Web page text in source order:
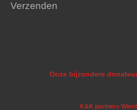
Verzenden
Onze bijzondere
K&K partners